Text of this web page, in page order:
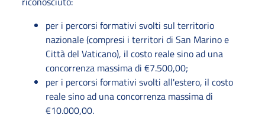
per i percorsi formativi svolti sul territorio
nazionale (compresi i territori di San Marino e
Città del Vaticano), il costo reale sino ad una
concorrenza massima di €7.500,00;
per i percorsi formativi svolti all'estero, il costo
reale sino ad una concorrenza massima di
€10.000,00.